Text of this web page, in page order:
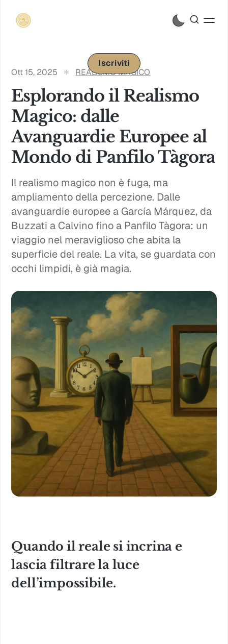
Iscriviti
Ott 15, 2025
REALISMO MAGICO
Esplorando il Realismo
Magico: dalle
Avanguardie Europee al
Mondo di Panfilo Tàgora
Il realismo magico non è fuga, ma
ampliamento della percezione. Dalle
avanguardie europee a García Márquez, da
Buzzati a Calvino fino a Panfilo Tàgora: un
viaggio nel meraviglioso che abita la
superficie del reale. La vita, se guardata con
occhi limpidi, è già magia.
Quando il reale si incrina e
lascia filtrare la luce
dell’impossibile.